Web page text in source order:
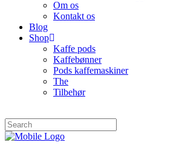
Om os
Kontakt os
Blog
Shop
Kaffe pods
Kaffebønner
Pods kaffemaskiner
The
Tilbehør